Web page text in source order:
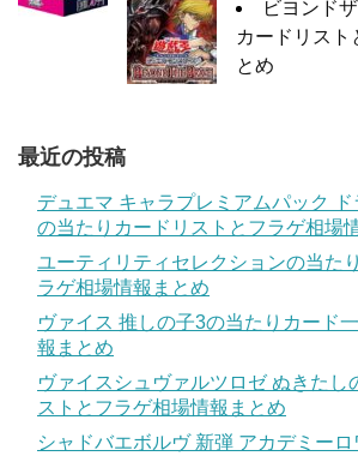
ビヨンド
カードリスト
とめ
最近の投稿
デュエマ キャラプレミアムパック
の当たりカードリストとフラゲ相場
ユーティリティセレクションの当た
ラゲ相場情報まとめ
ヴァイス 推しの子3の当たりカード
報まとめ
ヴァイスシュヴァルツロゼ ぬきたし
ストとフラゲ相場情報まとめ
シャドバエボルヴ 新弾 アカデミーロ